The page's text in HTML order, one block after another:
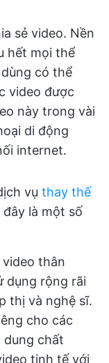
sẻ video. Nền
hết mọi thể
có thể
video được
này trong vài
di động
internet.
vụ thay thế
đây là một số
thân
dụng rộng rãi
thị và nghệ sĩ.
cho các
dung chất
tinh tế với